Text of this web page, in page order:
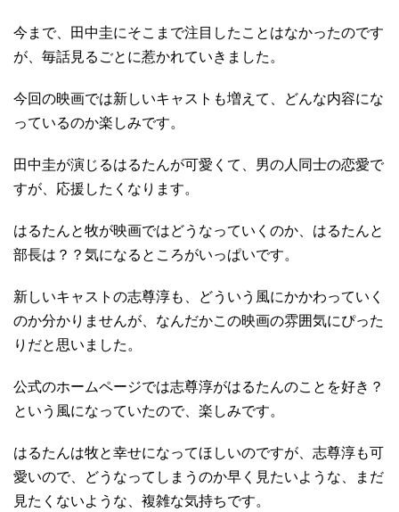
今まで、田中圭にそこまで注目したことはなかったのです
が、毎話見るごとに惹かれていきました。
今回の映画では新しいキャストも増えて、どんな内容にな
っているのか楽しみです。
田中圭が演じるはるたんが可愛くて、男の人同士の恋愛で
すが、応援したくなります。
はるたんと牧が映画ではどうなっていくのか、はるたんと
部長は？？気になるところがいっぱいです。
新しいキャストの志尊淳も、どういう風にかかわっていく
のか分かりませんが、なんだかこの映画の雰囲気にぴった
りだと思いました。
公式のホームページでは志尊淳がはるたんのことを好き？
という風になっていたので、楽しみです。
はるたんは牧と幸せになってほしいのですが、志尊淳も可
愛いので、どうなってしまうのか早く見たいような、まだ
見たくないような、複雑な気持ちです。